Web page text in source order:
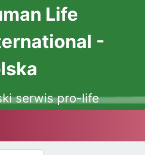
Life
-
serwis pro-life